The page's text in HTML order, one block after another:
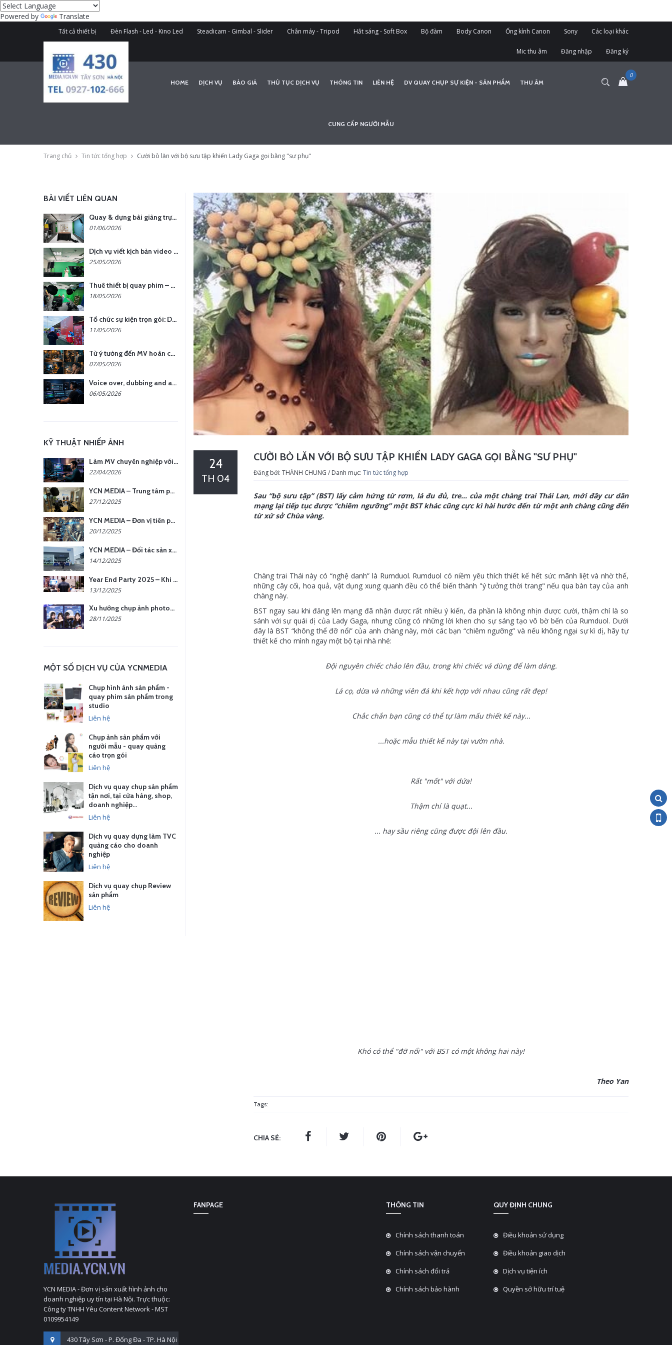
Powered by Translate
Tất cả thiết bị Đèn Flash - Led - Kino Led Steadicam - Gimbal - Slider Chân máy - Tripod Hắt sáng - Soft Box Bộ đàm Body Canon Ống kính Canon Sony Các loại khác
Mic thu âm Đăng nhập Đăng ký
HOME DỊCH VỤ BÁO GIÁ THỦ TỤC DỊCH VỤ THÔNG TIN LIÊN HỆ DV QUAY CHỤP SỰ KIỆN - SẢN PHẨM THU ÂM
CUNG CẤP NGƯỜI MẪU
Trang chủ Tin tức tổng hợp Cười bò lăn với bộ sưu tập khiến Lady Gaga gọi bằng "sư phụ"
CƯỜI BÒ LĂN VỚI BỘ SƯU TẬP KHIẾN LADY GAGA GỌI BẰNG "SƯ PHỤ"
24
TH 04 Đăng bởi: THÀNH CHUNG / Danh mục: Tin tức tổng hợp
Sau “bộ sưu tập” (BST) lấy cảm hứng từ rơm, lá đu đủ, tre… của một chàng trai Thái Lan, mới đây cư dân
mạng lại tiếp tục được “chiêm ngưỡng” một BST khác cũng cực kì hài hước đến từ một anh chàng cũng đến
từ xứ sở Chùa vàng.
Chàng trai Thái này có “nghệ danh” là Rumduol. Rumduol có niềm yêu thích thiết kế hết sức mãnh liệt và nhờ thế,
những cây cối, hoa quả, vật dụng xung quanh đều có thể biến thành "ý tưởng thời trang" nếu qua bàn tay của anh
chàng này.
BST ngay sau khi đăng lên mạng đã nhận được rất nhiều ý kiến, đa phần là không nhịn được cười, thậm chí là so
sánh với sự quái dị của Lady Gaga, nhưng cũng có những lời khen cho sự sáng tạo vô bờ bến của Rumduol. Dưới
đây là BST “không thể đỡ nổi” của anh chàng này, mời các bạn “chiêm ngưỡng” và nếu không ngại sự kì dị, hãy tự
thiết kế cho mình ngay một bộ tại nhà nhé:
Đội nguyên chiếc chảo lên đầu, trong khi chiếc vá dùng để làm dáng.
Lá cọ, dừa và những viên đá khi kết hợp với nhau cũng rất đẹp!
Chắc chắn bạn cũng có thể tự làm mấu thiết kế này...
...hoặc mẫu thiết kế này tại vườn nhà.
Rất "mốt" với dứa!
Thậm chí là quạt...
... hay sầu riêng cũng được đội lên đầu.
Khó có thể "đỡ nổi" với BST có một không hai này!
Theo Yan
Tags:
CHIA SẺ:
BÀI VIẾT LIÊN QUAN
Quay & dựng bài giảng trực tuyến – Xu hướng đào tạo thời đại số
01/06/2026
Dịch vụ viết kịch bản video – Bước quan trọng quyết định thành công nội dung
25/05/2026
Thuê thiết bị quay phim – chụp ảnh: Giải pháp tối ưu chi phí cho doanh nghiệp
18/05/2026
Tổ chức sự kiện trọn gói: Doanh nghiệp được gì khi chọn đơn vị chuyên nghiệp?
11/05/2026
Từ ý tưởng đến MV hoàn chỉnh: giải pháp trọn gói tại YCN Media
07/05/2026
Voice over, dubbing and audio production services in Vietnam for global content
06/05/2026
KỸ THUẬT NHIẾP ẢNH
Làm MV chuyên nghiệp với chi phí tối ưu: nên chọn quay thực tế hay video AI?
22/04/2026
YCN MEDIA – Trung tâm phụ kiện quay chụp tại Hà Nội
27/12/2025
YCN MEDIA – Đơn vị tiên phong sản xuất hình ảnh & âm thanh bằng AI tại Hà Nội
20/12/2025
YCN MEDIA – Đối tác sản xuất hình ảnh chuyên nghiệp cho doanh nghiệp tại Hà Nội
14/12/2025
Year End Party 2025 – Khi Khoảnh Khắc Trở Thành Dấu Ấn | Gói Ưu Đãi Tháng 12 Từ YCN Media
13/12/2025
Xu hướng chụp ảnh photobooth tại các sự kiện hiện nay
28/11/2025
MỘT SỐ DỊCH VỤ CỦA YCNMEDIA
Chụp hình ảnh sản phẩm -
quay phim sản phẩm trong
studio
Liên hệ
Chụp ảnh sản phẩm với
người mẫu - quay quảng
cáo trọn gói
Liên hệ
Dịch vụ quay chụp sản phẩm
tận nơi, tại cửa hàng, shop,
doanh nghiệp…
Liên hệ
Dịch vụ quay dựng làm TVC
quảng cáo cho doanh
nghiệp
Liên hệ
Dịch vụ quay chụp Review
sản phẩm
Liên hệ
YCN MEDIA - Đơn vị sản xuất hình ảnh cho
doanh nghiệp uy tín tại Hà Nội. Trực thuộc:
Công ty TNHH Yêu Content Network - MST
0109954149
430 Tây Sơn - P. Đống Đa - TP. Hà Nội
FANPAGE THÔNG TIN
Chính sách thanh toán
Chính sách vận chuyển
Chính sách đổi trả
Chính sách bảo hành
QUY ĐỊNH CHUNG
Điều khoản sử dụng
Điều khoản giao dịch
Dịch vụ tiện ích
Quyền sở hữu trí tuệ